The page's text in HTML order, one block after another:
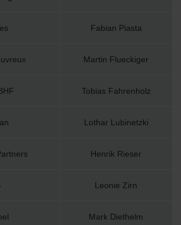
Fabian Piasta
Martin Flueckiger
Tobias Fahrenholz
Lothar Lubinetzki
Henrik Rieser
Leonie Zirn
Mark Diethelm